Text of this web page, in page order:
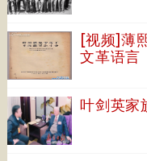
[视频]薄
文革语言
叶剑英家